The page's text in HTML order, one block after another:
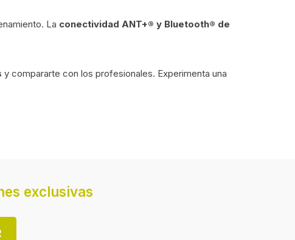
La conectividad ANT+® y Bluetooth® de
y compararte con los profesionales. Experimenta una
exclusivas